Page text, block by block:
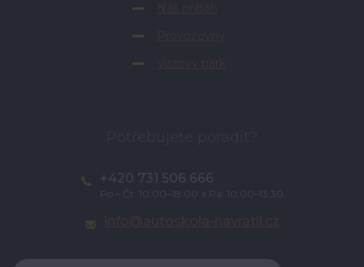
Náš příběh
Provozovny
Vozový park
+420 731 506 666
Po – Čt: 10:00–18:00 a Pá: 10:00–13:30
info@autoskola-navratil.cz